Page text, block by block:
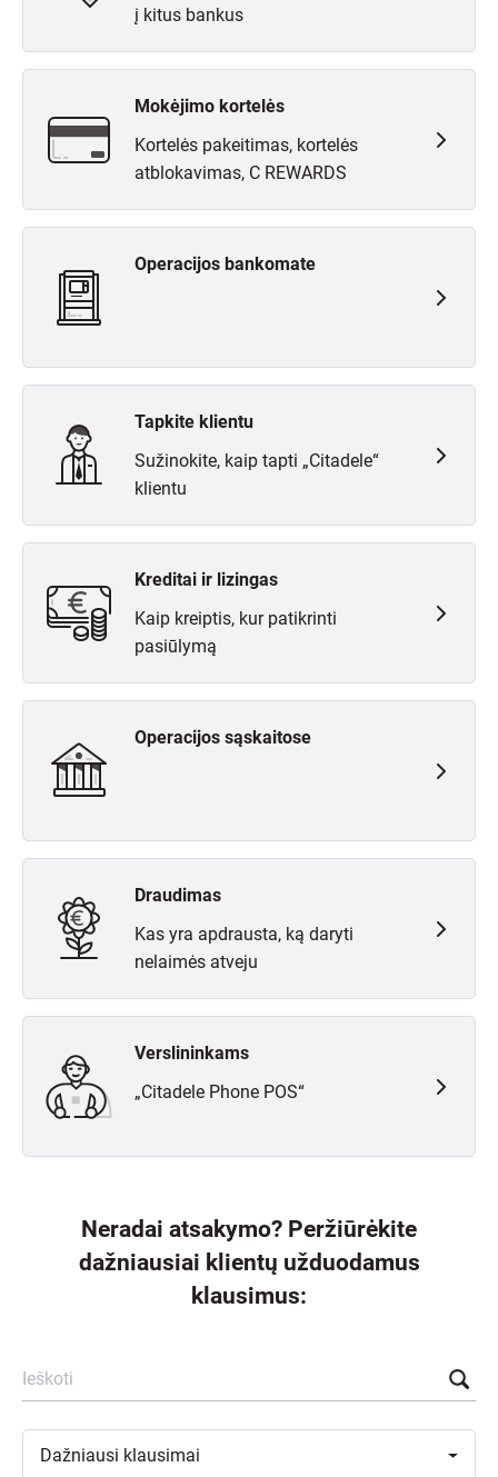
į kitus bankus
Mokėjimo kortelės
Kortelės pakeitimas, kortelės
atblokavimas, C REWARDS
Operacijos bankomate
Tapkite klientu
Sužinokite, kaip tapti „Citadele“
klientu
Kreditai ir lizingas
Kaip kreiptis, kur patikrinti
pasiūlymą
Operacijos sąskaitose
Draudimas
Kas yra apdrausta, ką daryti
nelaimės atveju
Verslininkams
„Citadele Phone POS“
Neradai atsakymo? Peržiūrėkite
dažniausiai klientų užduodamus
klausimus:
Ieškoti
Dažniausi klausimai